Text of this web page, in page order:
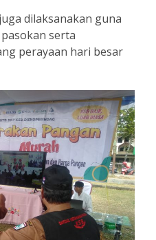
dilaksanakan guna
serta
perayaan hari besar